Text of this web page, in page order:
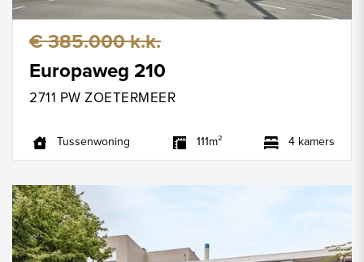
€ 385.000 k.k.
Europaweg 210
2711 PW ZOETERMEER
Tussenwoning 111m² 4 kamers